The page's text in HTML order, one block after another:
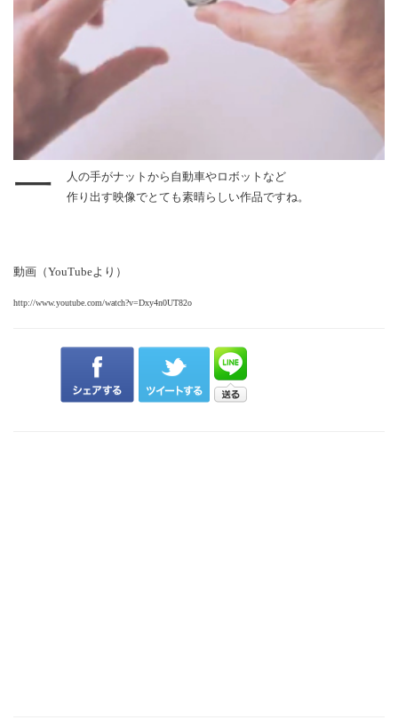
一
人の手がナットから自動車やロボットなど
作り出す映像でとても素晴らしい作品ですね。
動画（YouTubeより）
http://www.youtube.com/watch?v=Dxy4n0UT82o